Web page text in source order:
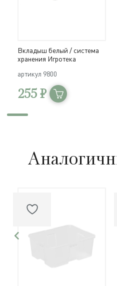
Вкладыш белый / система
хранения Игротека
артикул 9800
255 ₽